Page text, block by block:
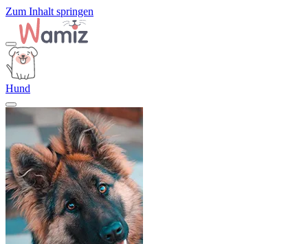
Zum Inhalt springen
Hund